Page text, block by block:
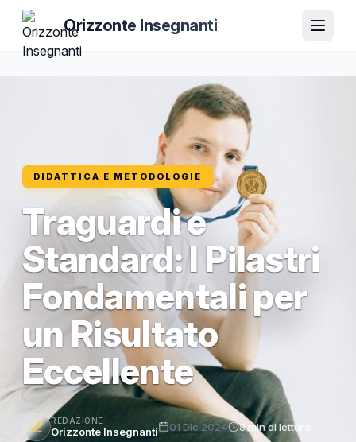
Orizzonte Insegnanti
DIDATTICA E METODOLOGIE
Traguardi e
Standard: I Pilastri
Fondamentali per
un Risultato
Eccellente
REDAZIONE
Orizzonte Insegnanti 01 Dic 2024 8 min di lettura